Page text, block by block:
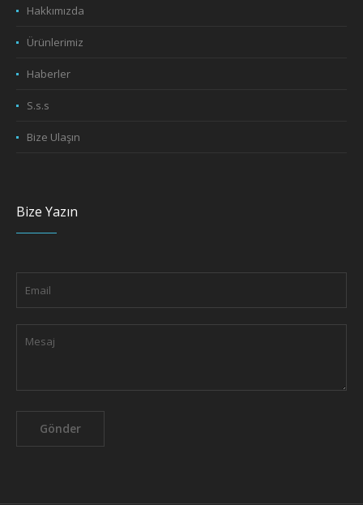
Hakkımızda
Ürünlerimiz
Haberler
S.s.s
Bize Ulaşın
Bize Yazın